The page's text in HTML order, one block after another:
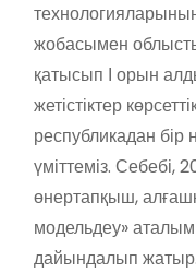
жобасымен
қатысып І орын
жетістіктер
республикадан
үміттеміз. Себебі,
өнертапқыш,
модельдеу»
дайындалып